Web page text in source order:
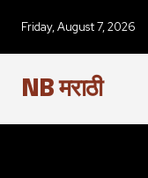
Friday, August 7, 2026
NB मराठी